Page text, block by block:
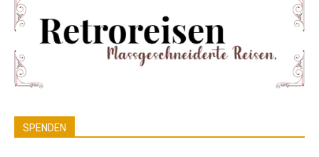
SPENDEN